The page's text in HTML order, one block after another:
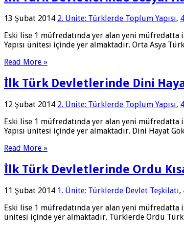
13 Şubat 2014 2. Ünite: Türklerde Toplum Yapısı,
Eski lise 1 müfredatında yer alan yeni
Yapısı ünitesi içinde yer almaktadır. Orta Asya
Read More »
İlk Türk Devletlerinde Dini
12 Şubat 2014 2. Ünite: Türklerde Toplum Yapısı,
Eski lise 1 müfredatında yer alan yeni
Yapısı ünitesi içinde yer almaktadır. Dini Hayat
Read More »
İlk Türk Devletlerinde Ordu
11 Şubat 2014 1. Ünite: Türklerde Devlet Teşkilatı,
Eski lise 1 müfredatında yer alan yeni
ünitesi içinde yer almaktadır. Türklerde Ordu